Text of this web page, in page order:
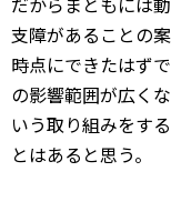
支障があることの
時点にできたはず
の影響範囲が広く
いう取り組みをす
とはあると思う。